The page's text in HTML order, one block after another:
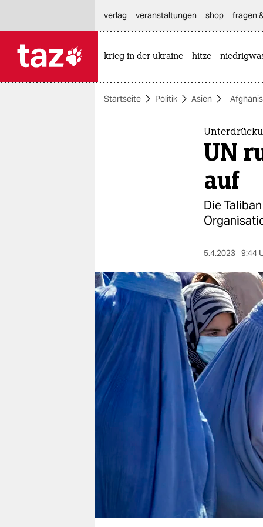
themen
nord
wahrheit
verlag
verlag
veranstaltungen
fragen & hilfe
unterstützen
genossenschaft
verlag
veranstaltungen shop fragen
krieg in der ukraine hitze
Startseite Politik Asien
UN
auf
Die
5.4.2023 9:44